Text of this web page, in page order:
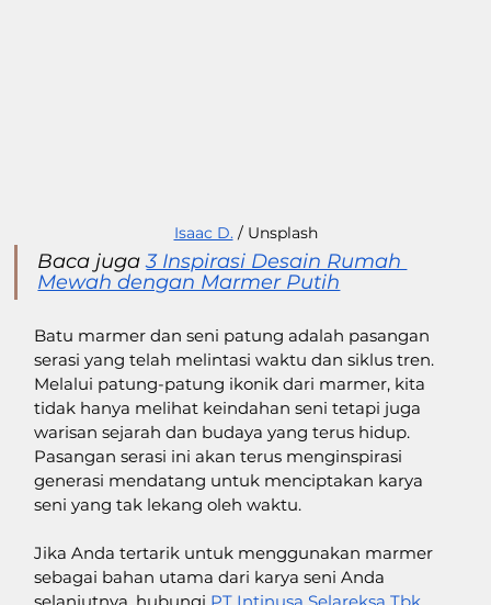
Isaac D. / Unsplash
Baca juga 3 Inspirasi Desain Rumah
Mewah dengan Marmer Putih
Batu marmer dan seni patung adalah pasangan
serasi yang telah melintasi waktu dan siklus tren.
Melalui patung-patung ikonik dari marmer, kita
tidak hanya melihat keindahan seni tetapi juga
warisan sejarah dan budaya yang terus hidup.
Pasangan serasi ini akan terus menginspirasi
generasi mendatang untuk menciptakan karya
seni yang tak lekang oleh waktu.
Jika Anda tertarik untuk menggunakan marmer
sebagai bahan utama dari karya seni Anda